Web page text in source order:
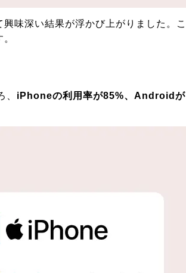
味深い結果が浮かび上がりました。こ
、 iPhoneの利用率が85%、Androidが